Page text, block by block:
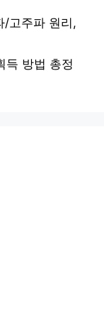
/고주파 원리,
득 방법 총정